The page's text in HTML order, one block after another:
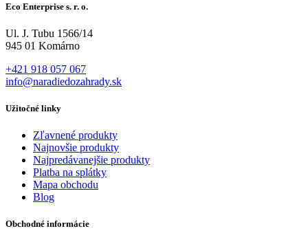
Eco Enterprise s. r. o.
Ul. J. Tubu 1566/14
945 01 Komárno
+421 918 057 067
info@naradiedozahrady.sk
Užitočné linky
Zľavnené produkty
Najnovšie produkty
Najpredávanejšie produkty
Platba na splátky
Mapa obchodu
Blog
Obchodné informácie